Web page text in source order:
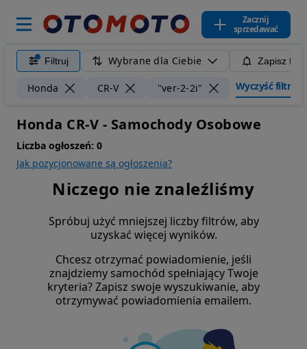
Zacznij
sprzedawać
Filtruj Wybrane dla Ciebie Zapisz
Honda CR-V "ver-2-2i" Wyczyść filtry
Honda CR-V - Samochody Osobowe
Liczba ogłoszeń: 0
Jak pozycjonowane są ogłoszenia?
Niczego nie znaleźliśmy
Spróbuj użyć mniejszej liczby filtrów, aby
uzyskać więcej wyników.
Chcesz otrzymać powiadomienie, jeśli
znajdziemy samochód spełniający Twoje
kryteria? Zapisz swoje wyszukiwanie, aby
otrzymywać powiadomienia emailem.